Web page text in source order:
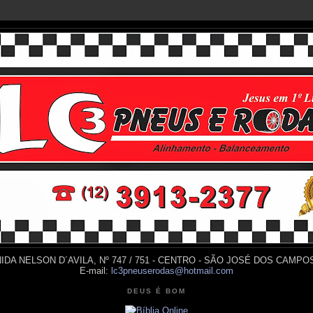
NELSON D´AVILA, Nº 747 / 751 - CENTRO - SÃO JOSÉ DOS
E-mail: lc3pneuserodas@hotmail.com
DEUS É BOM